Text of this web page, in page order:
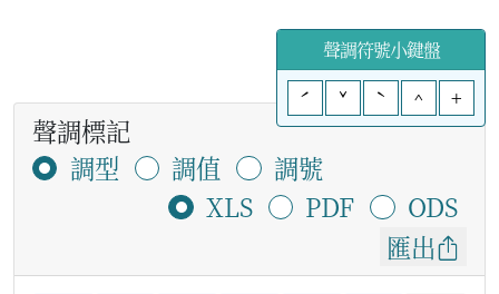
聲調符號小鍵盤
ˊ
ˇ ˋ ^ +
聲調標記
調型
調值
調號
XLS
PDF
ODS
匯出